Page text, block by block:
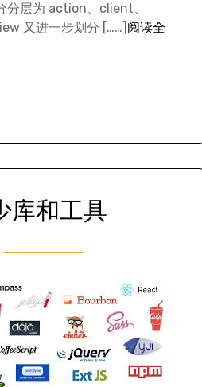
分层为 action、client、
又进一步划分 [……] 阅读全
库和工具